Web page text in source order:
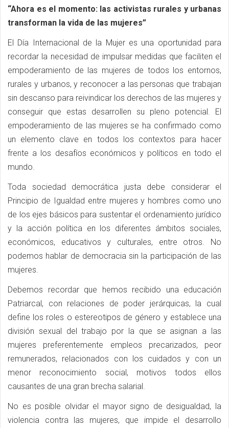
“Ahora es el momento: las activistas rurales y urbanas
transforman la vida de las mujeres”
El Día Internacional de la Mujer es una oportunidad para
recordar la necesidad de impulsar medidas que faciliten el
empoderamiento de las mujeres de todos los entornos,
rurales y urbanos, y reconocer a las personas que trabajan
sin descanso para reivindicar los derechos de las mujeres y
conseguir que estas desarrollen su pleno potencial. El
empoderamiento de las mujeres se ha confirmado como
un elemento clave en todos los contextos para hacer
frente a los desafíos económicos y políticos en todo el
mundo.
Toda sociedad democrática justa debe considerar el
Principio de Igualdad entre mujeres y hombres como uno
de los ejes básicos para sustentar el ordenamiento jurídico
y la acción política en los diferentes ámbitos sociales,
económicos, educativos y culturales, entre otros. No
podemos hablar de democracia sin la participación de las
mujeres.
Debemos recordar que hemos recibido una educación
Patriarcal, con relaciones de poder jerárquicas, la cual
define los roles o estereotipos de género y establece una
división sexual del trabajo por la que se asignan a las
mujeres preferentemente empleos precarizados, peor
remunerados, relacionados con los cuidados y con un
menor reconocimiento social, motivos todos ellos
causantes de una gran brecha salarial.
No es posible olvidar el mayor signo de desigualdad, la
violencia contra las mujeres, que impide el desarrollo